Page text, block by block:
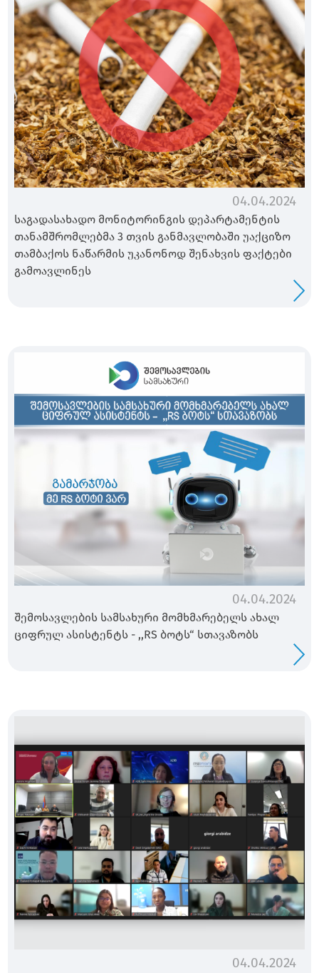
04.04.2024
საგადასახადო მონიტორინგის დეპარტამენტის
თანამშრომლებმა 3 თვის განმავლობაში უაქციზო
თამბაქოს ნაწარმის უკანონოდ შენახვის ფაქტები
გამოავლინეს
04.04.2024
შემოსავლების სამსახური მომხმარებელს ახალ
ციფრულ ასისტენტს - ,,RS ბოტს“ სთავაზობს
04.04.2024